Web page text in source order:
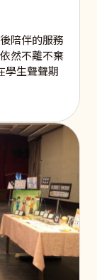
陪伴的服務
然不離不棄
學生聲聲期